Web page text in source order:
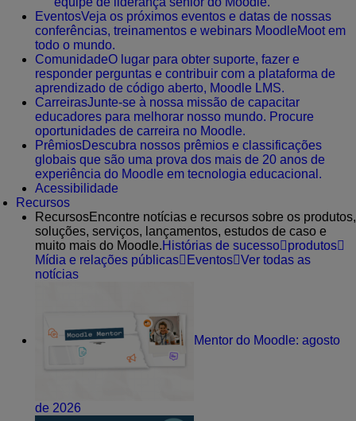
EventosVeja os próximos eventos e datas de nossas
conferências, treinamentos e webinars MoodleMoot em
todo o mundo.
ComunidadeO lugar para obter suporte, fazer e
responder perguntas e contribuir com a plataforma de
aprendizado de código aberto, Moodle LMS.
CarreirasJunte-se à nossa missão de capacitar
educadores para melhorar nosso mundo. Procure
oportunidades de carreira no Moodle.
PrêmiosDescubra nossos prêmios e classificações
globais que são uma prova dos mais de 20 anos de
experiência do Moodle em tecnologia educacional.
Acessibilidade
Recursos
RecursosEncontre notícias e recursos sobre os produtos,
soluções, serviços, lançamentos, estudos de caso e
muito mais do Moodle. Histórias de sucesso
produtos
Mídia e relações públicas
Eventos Ver todas as
notícias
Mentor do Moodle: agosto
de 2026